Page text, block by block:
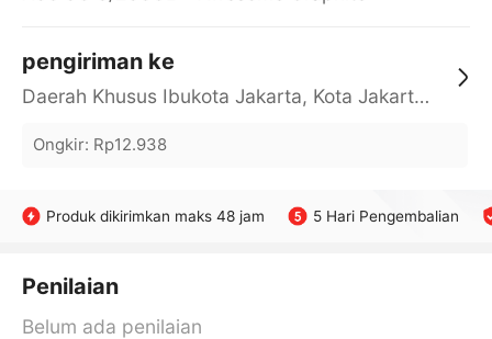
pengiriman ke
Daerah Khusus Ibukota Jakarta, Kota Jakarta Barat, Cengkareng, yy
Ongkir: Rp12.938
Produk dikirimkan maks 48 jam 5 Hari Pengembalian
Penilaian
Belum ada penilaian